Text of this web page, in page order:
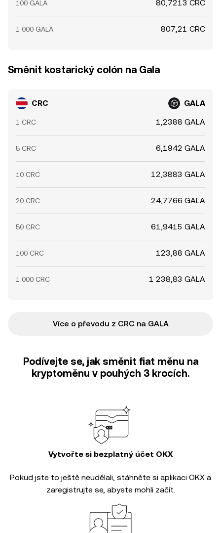
100 GALA 80,7213 CRC
1 000 GALA 807,21 CRC
Směnit kostarický colón na Gala
CRC GALA
1 CRC 1,2388 GALA
5 CRC 6,1942 GALA
10 CRC 12,3883 GALA
20 CRC 24,7766 GALA
50 CRC 61,9415 GALA
100 CRC 123,88 GALA
1 000 CRC 1 238,83 GALA
Více o převodu z CRC na GALA
Podívejte se, jak směnit fiat měnu na
kryptoměnu v pouhých 3 krocích.
Vytvořte si bezplatný účet OKX
Pokud jste to ještě neudělali, stáhněte si aplikaci OKX a
zaregistrujte se, abyste mohli začít.